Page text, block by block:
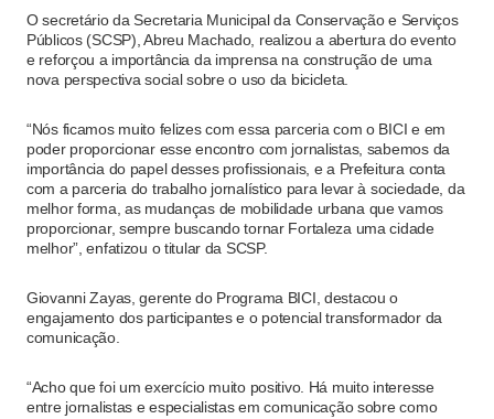
O secretário da Secretaria Municipal da Conservação e Serviços
Públicos (SCSP), Abreu Machado, realizou a abertura do evento
e reforçou a importância da imprensa na construção de uma
nova perspectiva social sobre o uso da bicicleta.
“Nós ficamos muito felizes com essa parceria com o BICI e em
poder proporcionar esse encontro com jornalistas, sabemos da
importância do papel desses profissionais, e a Prefeitura conta
com a parceria do trabalho jornalístico para levar à sociedade, da
melhor forma, as mudanças de mobilidade urbana que vamos
proporcionar, sempre buscando tornar Fortaleza uma cidade
melhor”, enfatizou o titular da SCSP.
Giovanni Zayas, gerente do Programa BICI, destacou o
engajamento dos participantes e o potencial transformador da
comunicação.
“Acho que foi um exercício muito positivo. Há muito interesse
entre jornalistas e especialistas em comunicação sobre como